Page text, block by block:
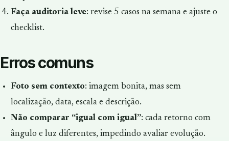
Faça auditoria leve: revise 5 casos na semana e ajuste o
checklist.
Erros comuns
Foto sem contexto: imagem bonita, mas sem
localização, data, escala e descrição.
Não comparar “igual com igual”: cada retorno com
ângulo e luz diferentes, impedindo avaliar evolução.